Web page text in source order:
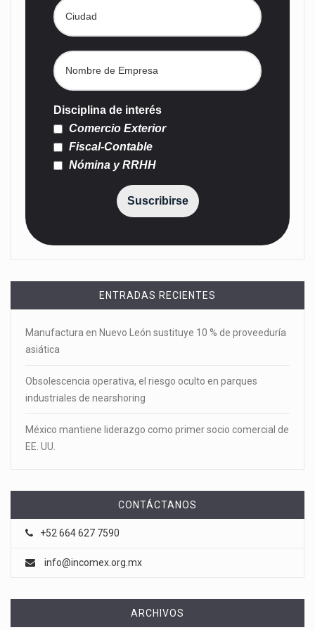
Disciplina de interés
Comercio Exterior
Fiscal-Contable
Nómina y RRHH
Suscribirse
ENTRADAS RECIENTES
Manufactura en Nuevo León sustituye 10 % de proveeduría
asiática
Obsolescencia operativa, el riesgo oculto en parques
industriales de nearshoring
México mantiene liderazgo como primer socio comercial de
EE. UU.
CONTÁCTANOS
+52 664 627 7590
info@incomex.org.mx
ARCHIVOS